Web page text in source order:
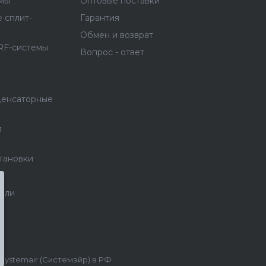
системы
Гарантия
Обмен и возврат
Вопрос - ответ
(Системэйр) в РФ